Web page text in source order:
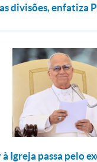
as divisões, enfatiza
Igreja passa pelo